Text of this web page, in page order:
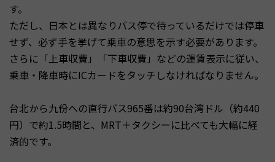
す。
ただし、日本とは異なりバス停で待っているだけでは停車
せず、必ず手を挙げて乗車の意思を示す必要があります。
さらに「上車収費」「下車収費」などの運賃表示に従い、
乗車・降車時にICカードをタッチしなければなりません。
台北から九份への直行バス965番は約90台湾ドル（約440
円）で約1.5時間と、MRT＋タクシーに比べても大幅に経
済的です。